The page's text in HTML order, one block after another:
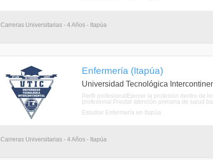
Carreras Universitarias - 4 Años - Itapúa
Enfermería (Itapúa)
Universidad Tecnológica
Perfil profesionalEjercer la profesión dentro de
profesional.Prestar atención primaria de salud
Estudiar Enfermería en Itapúa
Carreras Universitarias - 4 Años - Itapúa